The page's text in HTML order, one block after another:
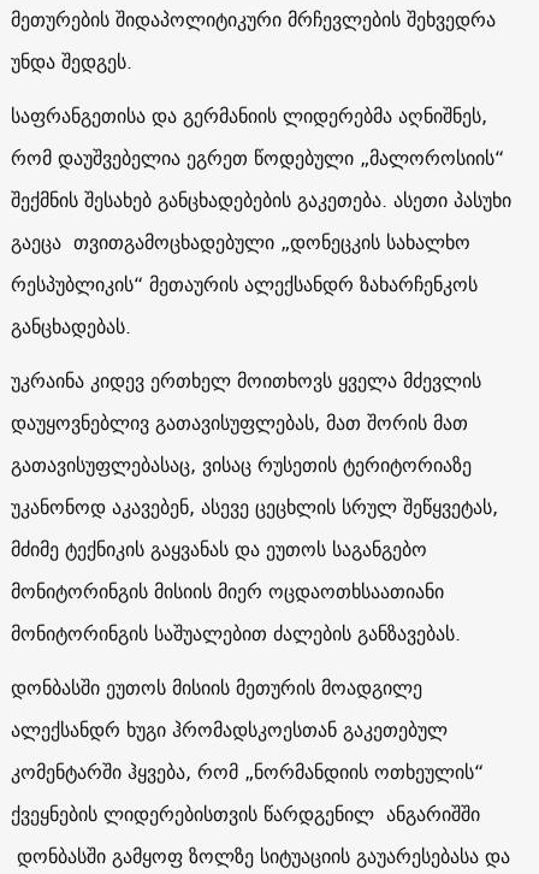
მეთურების შიდაპოლიტიკური მრჩევლების შეხვედრა
უნდა შედგეს.
საფრანგეთისა და გერმანიის ლიდერებმა აღნიშნეს,
რომ დაუშვებელია ეგრეთ წოდებული „მალოროსიის“
შექმნის შესახებ განცხადებების გაკეთება. ასეთი პასუხი
გაეცა თვითგამოცხადებული „დონეცკის სახალხო
რესპუბლიკის“ მეთაურის ალექსანდრ ზახარჩენკოს
განცხადებას.
უკრაინა კიდევ ერთხელ მოითხოვს ყველა მძევლის
დაუყოვნებლივ გათავისუფლებას, მათ შორის მათ
გათავისუფლებასაც, ვისაც რუსეთის ტერიტორიაზე
უკანონოდ აკავებენ, ასევე ცეცხლის სრულ შეწყვეტას,
მძიმე ტექნიკის გაყვანას და ეუთოს საგანგებო
მონიტორინგის მისიის მიერ ოცდაოთხსაათიანი
მონიტორინგის საშუალებით ძალებისგანზავებას.
დონბასში ეუთოს მისიის მეთურის მოადგილე
ალექსანდრ ხუგი ჰრომადსკოესთან გაკეთებულ
კომენტარში ჰყვება, რომ „ნორმანდიის ოთხეულის“
ქვეყნების ლიდერებისთვის წარდგენილ ანგარიშში
დონბასში გამყოფ ზოლზე სიტუაციის გაუარესებასა და